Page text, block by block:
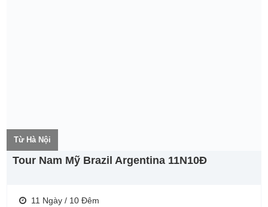
Từ Hà Nội
Tour Nam Mỹ Brazil Argentina 11N10Đ
11 Ngày / 10 Đêm